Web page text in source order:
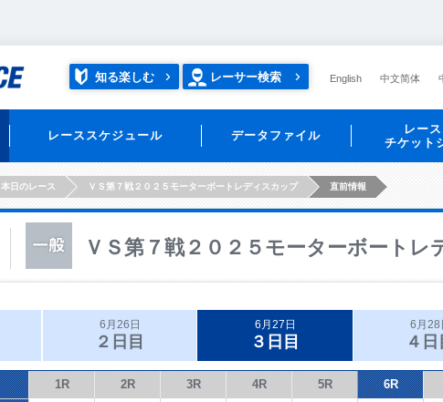
知る楽しむ レーサー検索 English 中文简体
レーススケジュール データファイル
レー
チケット
本日のレース ＶＳ第７戦２０２５モーターボートレディスカップ 直前情報
ＶＳ第７戦２０２５モーターボートレ
6月26日
２日目
6月27日
３日目
6月28
４日
1R 2R 3R 4R 5R 6R